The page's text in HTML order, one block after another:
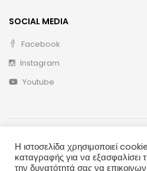
SOCIAL MEDIA
Facebook
Instagram
Youtube
Η ιστοσελίδα χρησιμοποιεί
καταγραφής για να εξασφαλίσει
την δυνατότητά σας να